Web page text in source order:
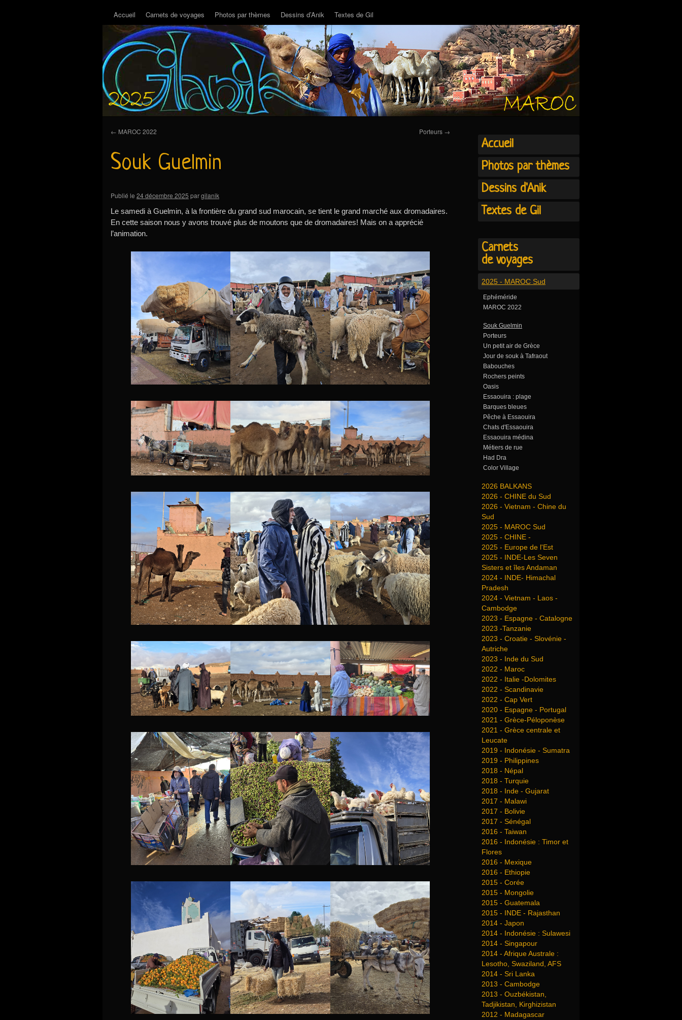
Accueil Carnets de voyages Photos par thèmes Dessins d’Anik Textes de Gil
← MAROC 2022 Porteurs →
Souk Guelmin
Publié le 24 décembre 2025 pargilanik
Le samedi à Guelmin, à la frontière du grand sud marocain, se tient le grand marché aux dromadaires.
En cette saison nous y avons trouvé plus de moutons que de dromadaires! Mais on a apprécié
l’animation.
Accueil
Photos par thèmes
Dessins d'Anik
Textes de Gil
Carnets
de voyages
2025 - MAROC Sud
Ephéméride
MAROC 2022
Souk Guelmin
Porteurs
Un petit air de Grèce
Jour de souk à Tafraout
Babouches
Rochers peints
Oasis
Essaouira : plage
Barques bleues
Pêche à Essaouira
Chats d'Essaouira
Essaouira médina
Métiers de rue
Had Dra
Color Village
2026 BALKANS
2026 - CHINE du Sud
2026 - Vietnam - Chine du
Sud
2025 - MAROC Sud
2025 - CHINE -
2025 - Europe de l'Est
2025 - INDE-Les Seven
Sisters et îles Andaman
2024 - INDE- Himachal
Pradesh
2024 - Vietnam - Laos -
Cambodge
2023 - Espagne - Catalogne
2023 -Tanzanie
2023 - Croatie - Slovénie -
Autriche
2023 - Inde du Sud
2022 - Maroc
2022 - Italie -Dolomites
2022 - Scandinavie
2022 - Cap Vert
2020 - Espagne - Portugal
2021 - Grèce-Péloponèse
2021 - Grèce centrale et
Leucate
2019 - Indonésie - Sumatra
2019 - Philippines
2018 - Népal
2018 - Turquie
2018 - Inde - Gujarat
2017 - Malawi
2017 - Bolivie
2017 - Sénégal
2016 - Taiwan
2016 - Indonésie : Timor et
Flores
2016 - Mexique
2016 - Ethiopie
2015 - Corée
2015 - Mongolie
2015 - Guatemala
2015 - INDE - Rajasthan
2014 - Japon
2014 - Indonésie : Sulawesi
2014 - Singapour
2014 - Afrique Australe :
Lesotho, Swaziland, AFS
2014 - Sri Lanka
2013 - Cambodge
2013 - Ouzbékistan,
Tadjikistan, Kirghizistan
2012 - Madagascar